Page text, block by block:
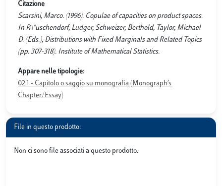
Citazione
Scarsini, Marco. (1996). Copulae of capacities on product spaces.
In R\"uschendorf, Ludger, Schweizer, Berthold, Taylor, Michael
D. (Eds.), Distributions with Fixed Marginals and Related Topics
(pp. 307-318). Institute of Mathematical Statistics.
Appare nelle tipologie:
02.1 - Capitolo o saggio su monografia (Monograph’s
Chapter/Essay)
File in questo prodotto:
Non ci sono file associati a questo prodotto.